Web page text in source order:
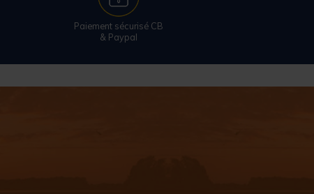
Paiement sécurisé CB
& Paypal